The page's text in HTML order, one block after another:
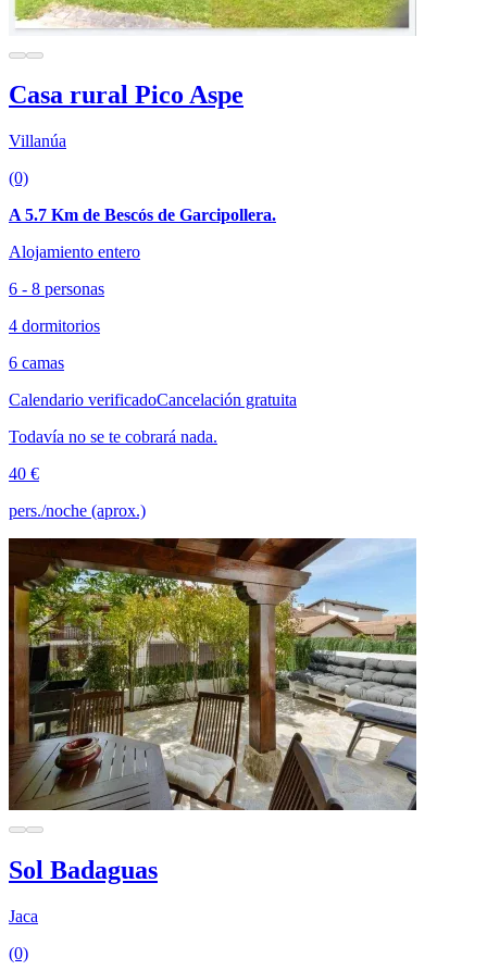
Casa rural Pico Aspe
Villanúa
(0)
A 5.7 Km de Bescós de Garcipollera.
Alojamiento entero
6 - 8 personas
4 dormitorios
6 camas
Calendario verificadoCancelación gratuita
Todavía no se te cobrará nada.
40 €
pers./noche (aprox.)
Sol Badaguas
Jaca
(0)